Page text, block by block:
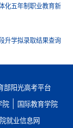
化五年制职业教育新
升学拟录取结果查询
部阳光高考平台
院
国际教育学院
就业信息网